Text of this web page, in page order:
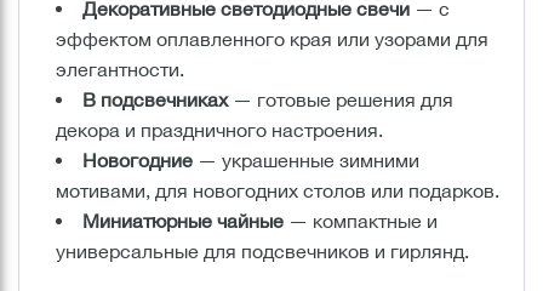
Декоративные светодиодные свечи — с
эффектом оплавленного края или узорами для
элегантности.
В подсвечниках — готовые решения для
декора и праздничного настроения.
Новогодние — украшенные зимними
мотивами, для новогодних столов или подарков.
Миниатюрные чайные — компактные и
универсальные для подсвечников и гирлянд.